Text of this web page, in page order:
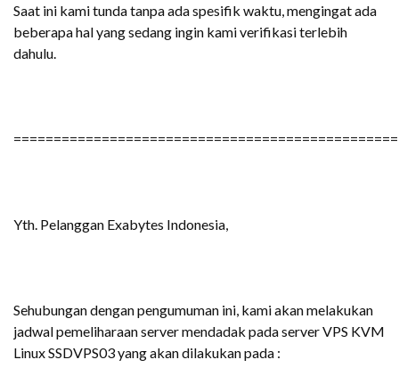
Saat ini kami tunda tanpa ada spesifik waktu, mengingat ada
beberapa hal yang sedang ingin kami verifikasi terlebih
dahulu.
Yth. Pelanggan Exabytes Indonesia,
Sehubungan dengan pengumuman ini, kami akan melakukan
jadwal pemeliharaan server mendadak pada server VPS KVM
Linux SSDVPS03 yang akan dilakukan pada :